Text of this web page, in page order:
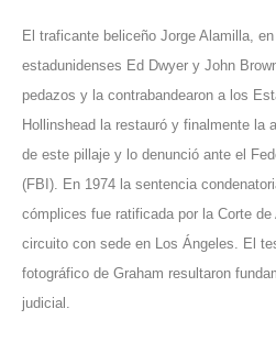
El traficante beliceño Jorge Alamilla,
estadunidenses Ed Dwyer y John
pedazos y la contrabandearon a los
Hollinshead la restauró y finalmente la
de este pillaje y lo denunció ante el
(FBI). En 1974 la sentencia
cómplices fue ratificada por la Corte
circuito con sede en Los Ángeles. El
fotográfico de Graham resultaron
judicial.